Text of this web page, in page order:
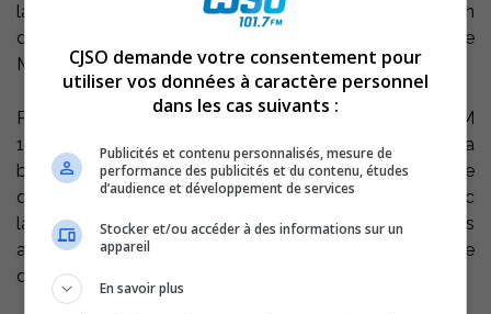
la station radio CJSO qui a fêté cet anniversaire le 19 juin
dernier à la Maison des gouverneurs où se trouve le
Musée québécois de la radio.
Pour notre directeur, CJSO a fait son temps, place au FM
101,7. L’ère du digital oblige. Mais en même temps, il a
brassé la cabane pour y insuffler sa couleur personnelle
qu’on peut constater depuis le début de l’automne avec
la nouvelle programmation. Les commentaires des
auditeurs tentent à prouver qu’il se dirige dans la bonne
direction.
CJSO demande votre consentement pour
utiliser vos données à caractère personnel
dans les cas suivants :
Publicités et contenu personnalisés, mesure de
performance des publicités et du contenu, études
d’audience et développement de services
Stocker et/ou accéder à des informations sur un
appareil
En savoir plus